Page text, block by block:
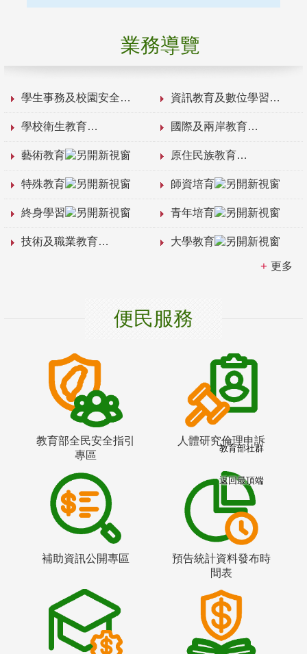
業務導覽
學生事務及校園安全 資訊教育及數位學習
學校衛生教育 國際及兩岸教育
藝術教育 原住民族教育
特殊教育 師資培育
終身學習 青年培育
技術及職業教育 大學教育
更多
便民服務
教育部全民安全指引
專區
人體研究倫理申訴
補助資訊公開專區
預告統計資料發布時
間表
教育部社群
返回最頂端